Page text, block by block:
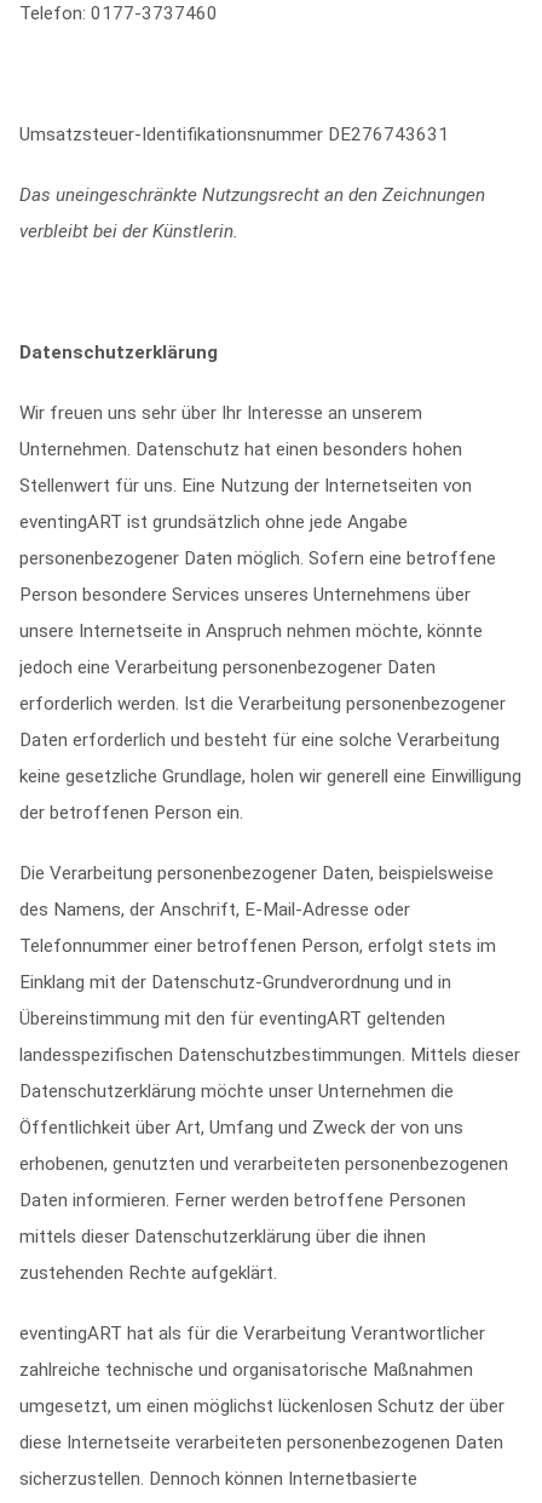
Telefon: 0177-3737460
Umsatzsteuer-Identifikationsnummer DE276743631
Das uneingeschränkte Nutzungsrecht an den Zeichnungen
verbleibt bei der Künstlerin.
Datenschutzerklärung
Wir freuen uns sehr über Ihr Interesse an unserem
Unternehmen. Datenschutz hat einen besonders hohen
Stellenwert für uns. Eine Nutzung der Internetseiten von
eventingART ist grundsätzlich ohne jede Angabe
personenbezogener Daten möglich. Sofern eine betroffene
Person besondere Services unseres Unternehmens über
unsere Internetseite in Anspruch nehmen möchte, könnte
jedoch eine Verarbeitung personenbezogener Daten
erforderlich werden. Ist die Verarbeitung personenbezogener
Daten erforderlich und besteht für eine solche Verarbeitung
keine gesetzliche Grundlage, holen wir generell eine Einwilligung
der betroffenen Person ein.
Die Verarbeitung personenbezogener Daten, beispielsweise
des Namens, der Anschrift, E-Mail-Adresse oder
Telefonnummer einer betroffenen Person, erfolgt stets im
Einklang mit der Datenschutz-Grundverordnung und in
Übereinstimmung mit den für eventingART geltenden
landesspezifischen Datenschutzbestimmungen. Mittels dieser
Datenschutzerklärung möchte unser Unternehmen die
Öffentlichkeit über Art, Umfang und Zweck der von uns
erhobenen, genutzten und verarbeiteten personenbezogenen
Daten informieren. Ferner werden betroffene Personen
mittels dieser Datenschutzerklärung über die ihnen
zustehenden Rechte aufgeklärt.
eventingART hat als für die Verarbeitung Verantwortlicher
zahlreiche technische und organisatorische Maßnahmen
umgesetzt, um einen möglichst lückenlosen Schutz der über
diese Internetseite verarbeiteten personenbezogenen Daten
sicherzustellen. Dennoch können Internetbasierte